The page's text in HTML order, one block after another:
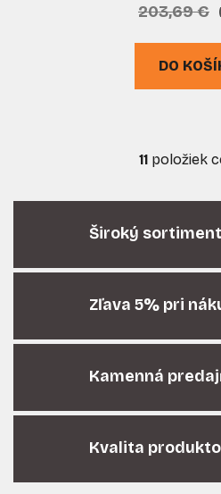
203,69 €
DO
O
l
á
a
i
p
v
v
p
11 položiek
Široký sortiment
Zľava 5% pri
Kamenná
Kvalita